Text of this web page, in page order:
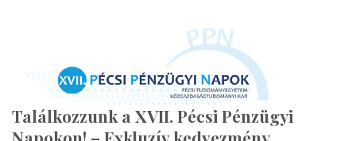
Találkozzunk a XVII. Pécsi Pénzügyi